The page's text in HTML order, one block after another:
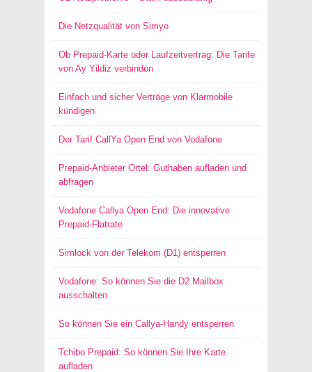
Die Netzqualität von Simyo
Ob Prepaid-Karte oder Laufzeitvertrag: Die Tarife
von Ay Yildiz verbinden
Einfach und sicher Verträge von Klarmobile
kündigen
Der Tarif CallYa Open End von Vodafone
Prepaid-Anbieter Ortel: Guthaben aufladen und
abfragen
Vodafone Callya Open End: Die innovative
Prepaid-Flatrate
Simlock von der Telekom (D1) entsperren
Vodafone: So können Sie die D2 Mailbox
ausschalten
So können Sie ein Callya-Handy entsperren
Tchibo Prepaid: So können Sie Ihre Karte
aufladen